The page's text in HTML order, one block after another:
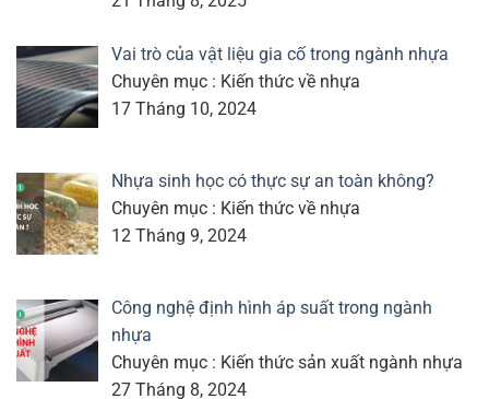
Vai trò của vật liệu gia cố trong ngành nhựa
Chuyên mục : Kiến thức về nhựa
17 Tháng 10, 2024
Nhựa sinh học có thực sự an toàn không?
Chuyên mục : Kiến thức về nhựa
12 Tháng 9, 2024
Công nghệ định hình áp suất trong ngành
nhựa
Chuyên mục : Kiến thức sản xuất ngành nhựa
27 Tháng 8, 2024